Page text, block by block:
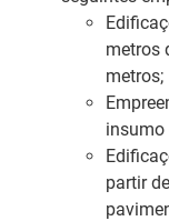
metros
metros;
insumo
partir